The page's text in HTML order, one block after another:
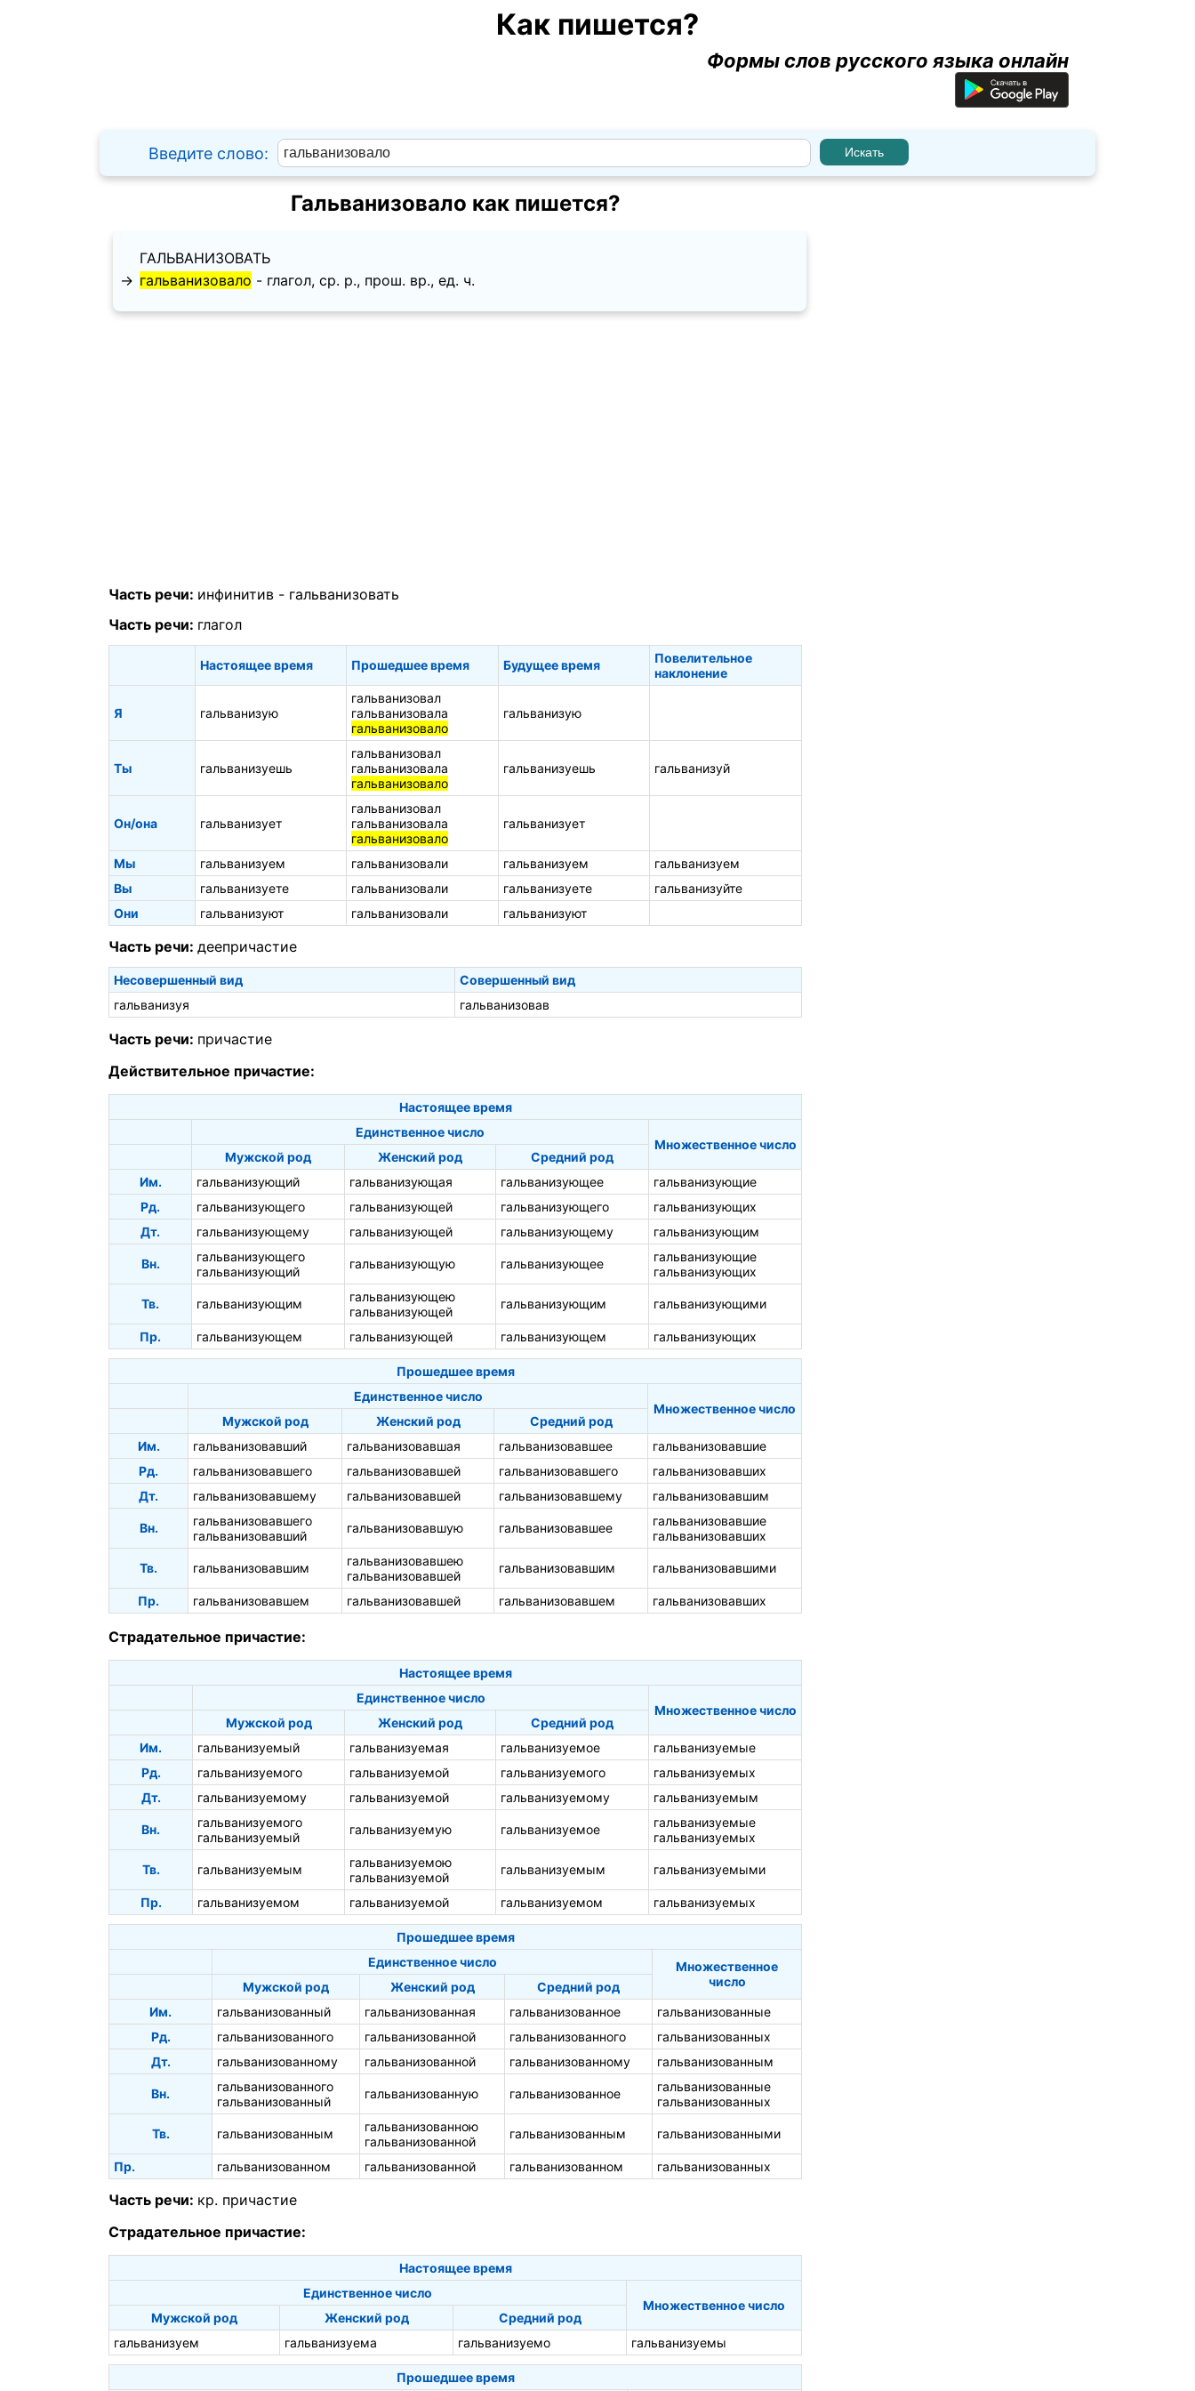
Как пишется?
Формы слов русского языка онлайн
Введите слово:
Гальванизовало как пишется?
ГАЛЬВАНИЗОВАТЬ
→ гальванизовало - глагол, ср. p., прош. вр., ед. ч.
Часть речи: инфинитив - гальванизовать
Часть речи: глагол
Настоящее время Прошедшее время Будущее время
Повелительное
наклонение
Я гальванизую
гальванизовал
гальванизовала
гальванизовало
гальванизую
Ты гальванизуешь
гальванизовал
гальванизовала
гальванизовало
гальванизуешь гальванизуй
Он/она гальванизует
гальванизовал
гальванизовала
гальванизовало
гальванизует
Мы гальванизуем гальванизовали гальванизуем
гальванизуем
Вы
гальванизуете гальванизовали гальванизуете
гальванизуйте
Они
гальванизуют гальванизовали гальванизуют
Часть речи: деепричастие
Несовершенный вид
Совершенный вид
гальванизуя
гальванизовав
Часть речи: причастие
Действительное причастие:
Настоящее время
Единственное число
Множественное число
Мужской род
Женский род
Средний род
Им.
гальванизующий гальванизующая гальванизующее
гальванизующие
Рд.
гальванизующего гальванизующей гальванизующего
гальванизующих
Дт.
гальванизующему гальванизующей гальванизующему гальванизующим
Вн.
гальванизующего
гальванизующий
гальванизующую гальванизующее
гальванизующие
гальванизующих
Тв. гальванизующим
гальванизующею
гальванизующей
гальванизующим гальванизующими
Пр. гальванизующем гальванизующей гальванизующем гальванизующих
Прошедшее время
Единственное число
Множественное число
Мужской род
Женский род
Средний род
Им.
гальванизовавший гальванизовавшая гальванизовавшее
гальванизовавшие
Рд.
гальванизовавшего гальванизовавшей гальванизовавшего
гальванизовавших
Дт.
гальванизовавшему гальванизовавшей гальванизовавшему гальванизовавшим
Вн.
гальванизовавшего
гальванизовавший
гальванизовавшую гальванизовавшее
гальванизовавшие
гальванизовавших
Тв. гальванизовавшим
гальванизовавшею
гальванизовавшей
гальванизовавшим гальванизовавшими
Пр. гальванизовавшем гальванизовавшей гальванизовавшем гальванизовавших
Страдательное причастие:
Настоящее время
Единственное число
Множественное число
Мужской род
Женский род
Средний род
Им.
гальванизуемый гальванизуемая гальванизуемое
гальванизуемые
Рд.
гальванизуемого гальванизуемой гальванизуемого
гальванизуемых
Дт.
гальванизуемому гальванизуемой гальванизуемому гальванизуемым
Вн.
гальванизуемого
гальванизуемый
гальванизуемую гальванизуемое
гальванизуемые
гальванизуемых
Тв. гальванизуемым
гальванизуемою
гальванизуемой
гальванизуемым гальванизуемыми
Пр. гальванизуемом гальванизуемой гальванизуемом гальванизуемых
Прошедшее время
Единственное число
Множественное
число
Мужской род Женский род
Средний род
Им.
гальванизованный гальванизованная гальванизованное
гальванизованные
Рд.
гальванизованного гальванизованной гальванизованного
гальванизованных
Дт.
гальванизованному гальванизованной гальванизованному гальванизованным
Вн.
гальванизованного
гальванизованный
гальванизованную гальванизованное
гальванизованные
гальванизованных
Тв. гальванизованным
гальванизованною
гальванизованной
гальванизованным гальванизованными
Пр. гальванизованном гальванизованной гальванизованном гальванизованных
Часть речи: кр. причастие
Страдательное причастие:
Настоящее время
Единственное число
Множественное число
Мужской род
Женский род
Средний род
гальванизуем
гальванизуема гальванизуемо гальванизуемы
Прошедшее время